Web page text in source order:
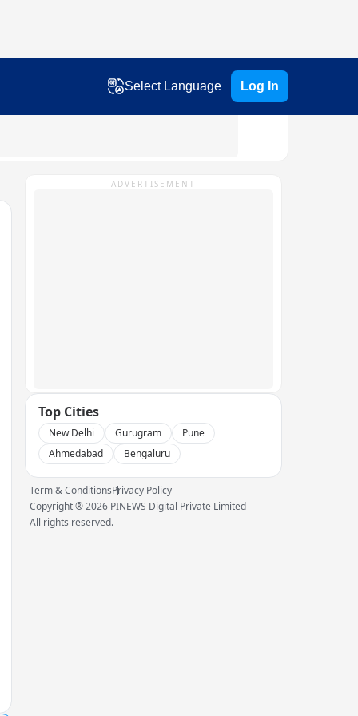
Select Language Log In
ADVERTISEMENT
Top Cities
New Delhi Gurugram
Pune
Ahmedabad
Bengaluru
Term & ConditionsPrivacy Policy
Copyright ®2026 PINEWS Digital Private Limited
All rights reserved.